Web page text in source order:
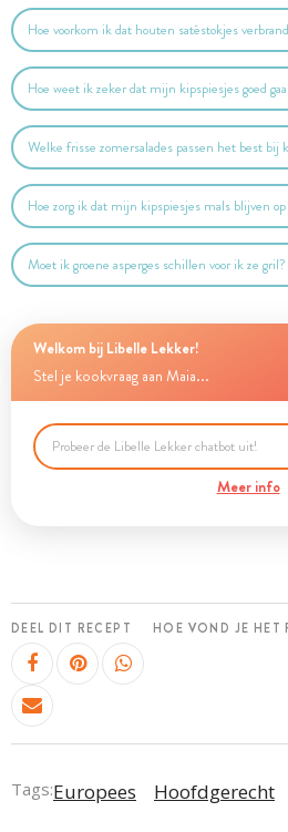
Hoe voorkom ik dat houten satéstokjes
Hoe weet ik zeker dat mijn kipspiesjes goed
Welke frisse zomersalades passen het best bij
Hoe zorg ik dat mijn kipspiesjes mals blijven
Moet ik groene asperges schillen voor ik ze gril?
Welkom bij Libelle Lekker!
Stel je kookvraag aan Maia...
Meer info
DEEL DIT RECEPT HOE VOND JE HET
Tags:Europees Hoofdgerecht